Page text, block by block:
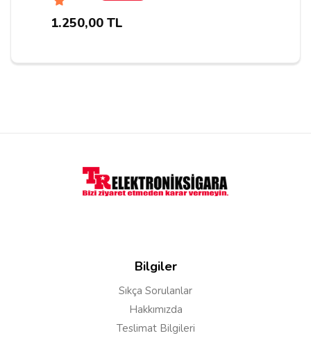
Adınız
Yorumunuz*
1.250,00 TL
Bilgiler
Sıkça Sorulanlar
Hakkımızda
Teslimat Bilgileri